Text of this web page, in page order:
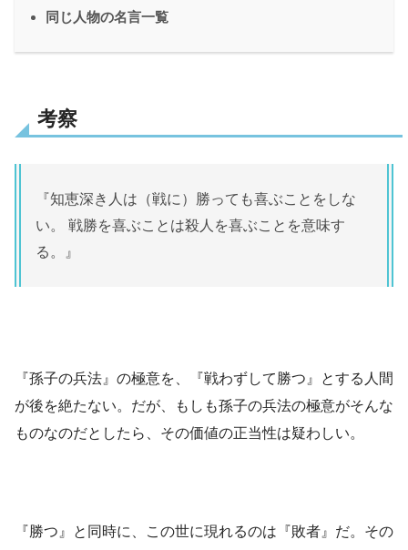
同じ人物の名言一覧
考察
『知恵深き人は（戦に）勝っても喜ぶことをしな
い。 戦勝を喜ぶことは殺人を喜ぶことを意味す
る。』
『孫子の兵法』の極意を、『戦わずして勝つ』とする人間
が後を絶たない。だが、もしも孫子の兵法の極意がそんな
ものなのだとしたら、その価値の正当性は疑わしい。
『勝つ』と同時に、この世に現れるのは『敗者』だ。その